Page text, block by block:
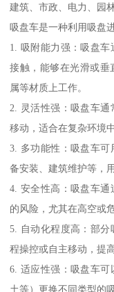
建筑、市政、电力、园
吸盘车是一种利用吸盘
1. 吸附能力强：吸盘
接触，能够在光滑或垂
属等材质上工作。
2. 灵活性强：吸盘车
移动，适合在复杂环境
3. 多功能性：吸盘车
备安装、建筑维护等，
4. 安全性高：吸盘车
的风险，尤其在高空或
5. 自动化程度高：部
程操控或自主移动，提
6. 适应性强：吸盘车
土等）更换不同类型的